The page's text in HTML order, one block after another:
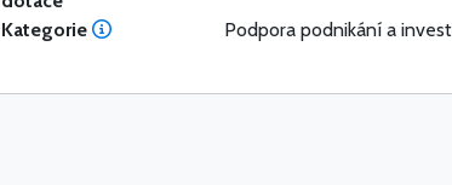
Kategorie Podpora podnikání a